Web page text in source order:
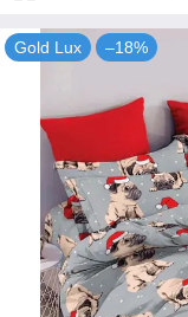
Gold Lux –18%